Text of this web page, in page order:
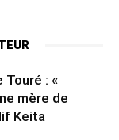
Touré : «
mère de
Keita